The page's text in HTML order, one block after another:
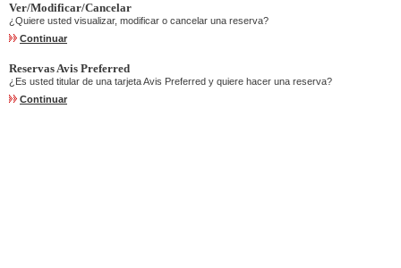
Ver/Modificar/Cancelar
¿Quiere usted visualizar, modificar o cancelar una reserva?
Continuar
Reservas Avis Preferred
¿Es usted titular de una tarjeta Avis Preferred y quiere hacer una reserva?
Continuar